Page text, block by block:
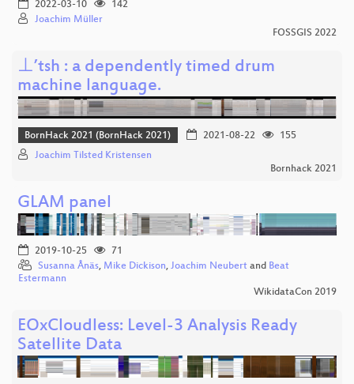
2022-03-10
142
Joachim Müller
FOSSGIS 2022
⊥’tsh : a dependently timed drum
machine language.
BornHack 2021 (BornHack 2021) 2021-08-22
155
Joachim Tilsted Kristensen
Bornhack 2021
GLAM panel
2019-10-25
71
Susanna Ånäs, Mike Dickison, Joachim Neubert and Beat
Estermann
WikidataCon 2019
EOxCloudless: Level-3 Analysis Ready
Satellite Data